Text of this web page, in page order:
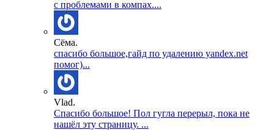
с проблемами в компах....
Сёма.
спасибо большое,гайд по удалению yandex.net
помог)...
Vlad.
Спасибо большое! Пол гугла перерыл, пока не
нашёл эту страницу. ...